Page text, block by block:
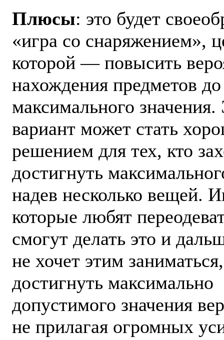
Плюсы: это будет
«игра со снаряжением»,
которой — повысить
нахождения предметов до
максимального значения.
вариант может стать
решением для тех, кто
достигнуть
надев несколько вещей.
которые любят
смогут делать это и
не хочет этим
достигнуть максимально
допустимого значения
не прилагая огромных